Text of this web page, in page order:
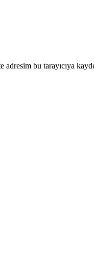
adresim bu tarayıcıya